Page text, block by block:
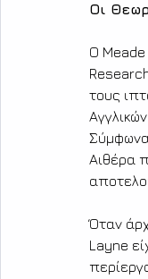
Οι
Ο
τους
Αιθέρα
Όταν
Layne